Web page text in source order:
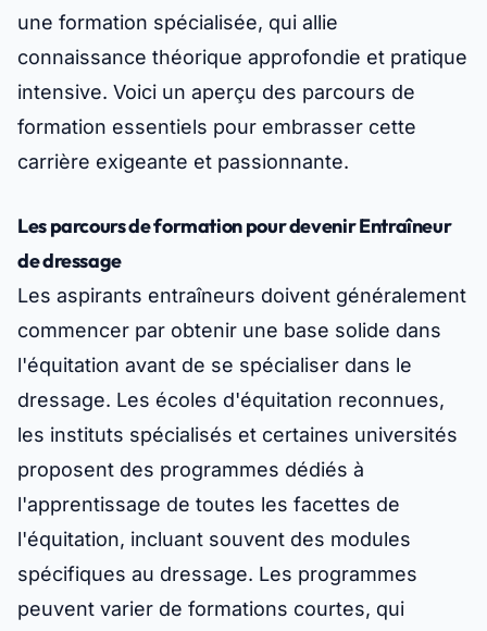
une formation spécialisée, qui allie
connaissance théorique approfondie et pratique
intensive. Voici un aperçu des parcours de
formation essentiels pour embrasser cette
carrière exigeante et passionnante.
Les parcours de formation pour devenir Entraîneur
de dressage
Les aspirants entraîneurs doivent généralement
commencer par obtenir une base solide dans
l'équitation avant de se spécialiser dans le
dressage. Les écoles d'équitation reconnues,
les instituts spécialisés et certaines universités
proposent des programmes dédiés à
l'apprentissage de toutes les facettes de
l'équitation, incluant souvent des modules
spécifiques au dressage. Les programmes
peuvent varier de formations courtes, qui